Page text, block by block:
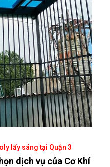
lấy sáng tại Quận 3
dịch vụ của Cơ Khí